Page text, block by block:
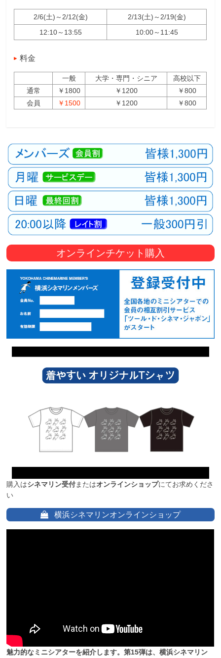
2/6(土)～2/12(金)
2/13(土)～2/19(金)
12:10～13:55
10:00～11:45
料金
一般 大学・専門・シニア
高校以下
通常
￥1800 ￥1200
￥800
会員
￥1500 ￥1200 ￥800
オンラインチケット購入
購入はシネマリン受付またはオンラインショップにてお求めくださ
い
横浜シネマリンオンラインショップ
魅力的なミニシアターを紹介します。第15弾は、横浜シネマリン